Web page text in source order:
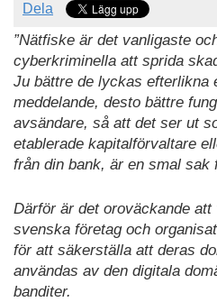
Dela
”Nätfiske är det vanligaste
cyberkriminella att sprida
Ju bättre de lyckas efterlikna
meddelande, desto bättre
avsändare, så att det ser ut
etablerade kapitalförvaltare
från din bank, är en smal sak
Därför är det oroväckande
svenska företag och
för att säkerställa att deras
användas av den digitala
banditer.